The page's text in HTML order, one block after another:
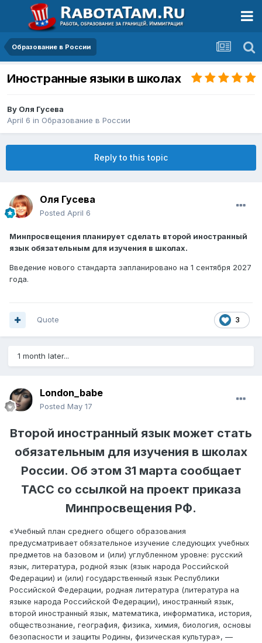
Образование в России
Иностранные языки в школах
By Оля Гусева
April 6 in Образование в России
Reply to this topic
Оля Гусева
Posted April 6
Минпросвещения планирует сделать второй иностранный
язык обязательным для изучения в школах.
Введение нового стандарта запланировано на 1 сентября 2027
года.
3
Quote
1 month later...
London_babe
Posted May 17
Второй иностранный язык может стать
обязательным для изучения в школах
России. Об этом 31 марта сообщает
ТАСС со ссылкой на проект приказа
Минпросвещения РФ.
«Учебный план среднего общего образования
предусматривает обязательное изучение следующих учебных
предметов на базовом и (или) углубленном уровне: русский
язык, литература, родной язык (язык народа Российской
Федерации) и (или) государственный язык Республики
Российской Федерации, родная литература (литература на
языке народа Российской Федерации), иностранный язык,
второй иностранный язык, математика, информатика, история,
обществознание, география, физика, химия, биология, основы
безопасности и защиты Родины, физическая культура», —